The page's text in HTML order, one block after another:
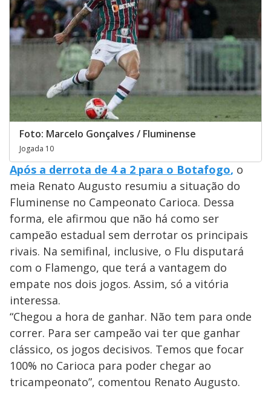
Foto: Marcelo Gonçalves / Fluminense
Jogada 10
Após a derrota de 4 a 2 para o Botafogo, o
meia Renato Augusto resumiu a situação do
Fluminense no Campeonato Carioca. Dessa
forma, ele afirmou que não há como ser
campeão estadual sem derrotar os principais
rivais. Na semifinal, inclusive, o Flu disputará
com o Flamengo, que terá a vantagem do
empate nos dois jogos. Assim, só a vitória
interessa.
“Chegou a hora de ganhar. Não tem para onde
correr. Para ser campeão vai ter que ganhar
clássico, os jogos decisivos. Temos que focar
100% no Carioca para poder chegar ao
tricampeonato”, comentou Renato Augusto.